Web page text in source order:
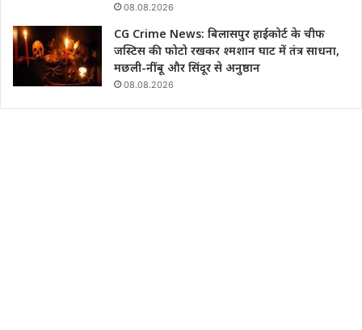
08.08.2026
CG Crime News: बिलासपुर हाईकोर्ट के चीफ
जस्टिस की फोटो रखकर श्मशान घाट में तंत्र साधना,
मछली-नींबू और सिंदूर से अनुष्ठान
08.08.2026